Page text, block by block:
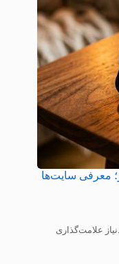
معرفی سایت‌ها
علامت‌گذاری